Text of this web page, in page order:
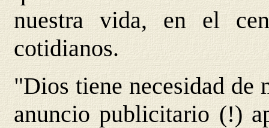
nuestra vida, en el
cotidianos.
"Dios tiene necesidad de
anuncio publicitario (!)